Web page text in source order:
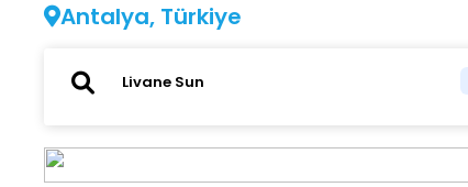
Antalya, Türkiye